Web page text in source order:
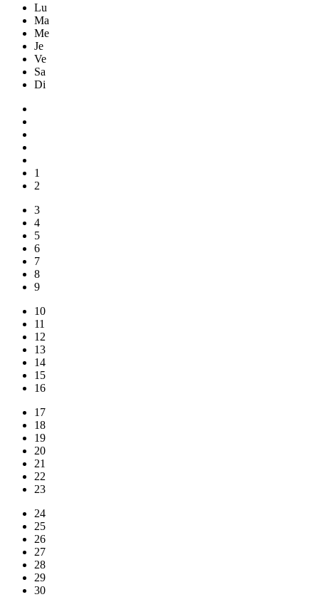
Lu
Ma
Me
Je
Ve
Sa
Di
1
2
3
4
5
6
7
8
9
10
11
12
13
14
15
16
17
18
19
20
21
22
23
24
25
26
27
28
29
30